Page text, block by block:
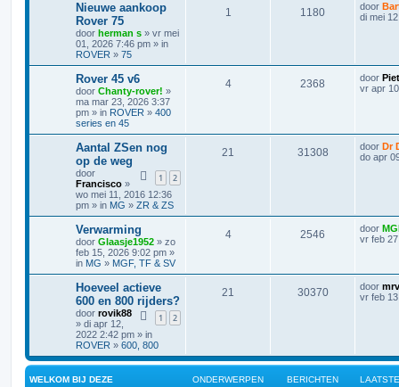
Nieuwe aankoop
Rover 75
door herman s » vr mei
01, 2026 7:46 pm » in
ROVER » 75
1 1180 door
di mei
Rover 45 v6
door Chanty-rover! »
ma mar 23, 2026 3:37
pm » in ROVER » 400
series en 45
4 2368 door
vr apr
Aantal ZSen nog
op de weg
1 2
door
Francisco »
wo mei 11, 2016 12:36
pm » in MG » ZR & ZS
21 31308 door Dr
do apr
Verwarming
door Glaasje1952 » zo
feb 15, 2026 9:02 pm »
in MG » MGF, TF & SV
4 2546 door
vr feb
Hoeveel actieve
600 en 800 rijders?
1 2
door rovik88
» di apr 12,
2022 2:42 pm » in
ROVER » 600, 800
21 30370 door
vr feb
WELKOM BIJ DEZE
ONDERWERPEN BERICHTEN